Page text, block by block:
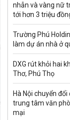
nhẫn và vàng nữ
tới hơn 3 triệu
Trường Phú
làm dự án nhà ở
DXG rút khỏi hai
Thơ, Phú Thọ
Hà Nội chuyển
trung tâm văn
mại